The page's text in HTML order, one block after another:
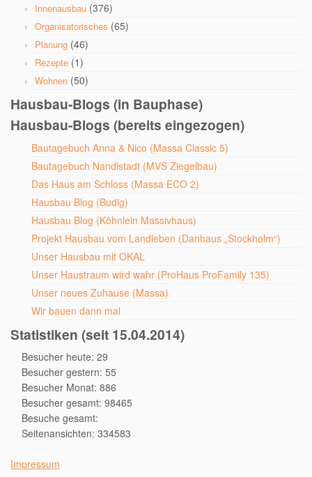
Innenausbau (376)
Organisatorisches (65)
Planung (46)
Rezepte (1)
Wohnen (50)
Hausbau-Blogs (in Bauphase)
Hausbau-Blogs (bereits eingezogen)
Bautagebuch Anna & Nico (Massa Classic 5)
Bautagebuch Nandlstadt (MVS Ziegelbau)
Das Haus am Schloss (Massa ECO 2)
Hausbau Blog (Budig)
Hausbau Blog (Köhnlein Massivhaus)
Projekt Hausbau vom Landleben (Danhaus „Stockholm“)
Unser Hausbau mit OKAL
Unser Haustraum wird wahr (ProHaus ProFamily 135)
Unser neues Zuhause (Massa)
Wir bauen dann mal
Statistiken (seit 15.04.2014)
Besucher heute: 29
Besucher gestern: 55
Besucher Monat: 886
Besucher gesamt: 98465
Besuche gesamt:
Seitenansichten: 334583
Impressum